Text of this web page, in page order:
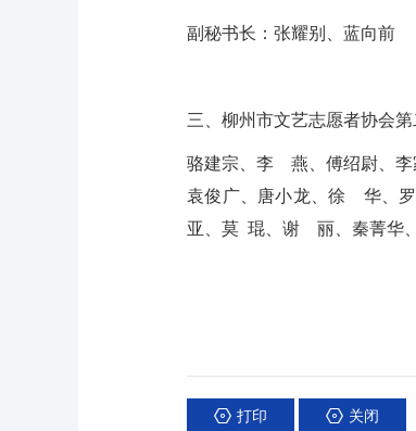
副秘书长：张耀别、蓝向前
三、柳州市文艺志愿者协会第
骆建宗、李 燕、傅绍尉、李
袁俊广、唐小龙、徐 华、
亚、莫 琨、谢 丽、秦菁华
打印 关闭